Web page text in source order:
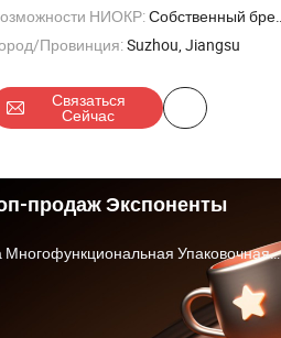
НИОКР:Собственный бренд,OEM
Провинция:Suzhou, Jiangsu
Связаться
Сейчас
продаж Экспоненты
на Многофункциональная Упаковочная Машина